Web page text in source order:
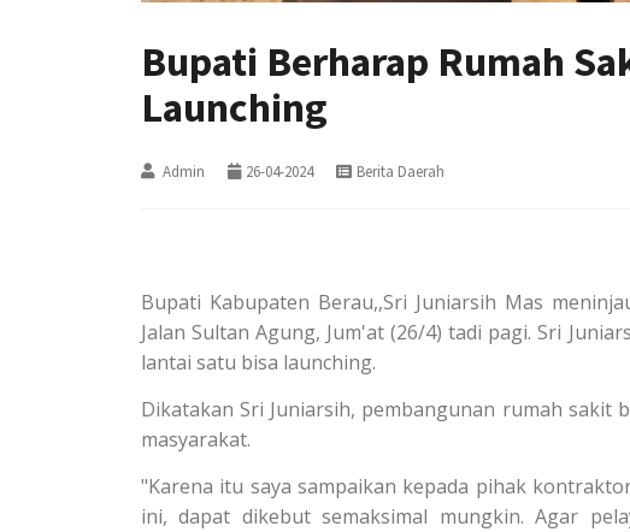
Bupati Berharap Rumah
Launching
Admin 26-04-2024 Berita Daerah
Bupati Kabupaten Berau,,Sri Juniarsih Mas
Jalan Sultan Agung, Jum'at (26/4) tadi pagi. Sri
lantai satu bisa launching.
Dikatakan Sri Juniarsih, pembangunan rumah sakit
masyarakat.
"Karena itu saya sampaikan kepada pihak
ini, dapat dikebut semaksimal mungkin. Agar